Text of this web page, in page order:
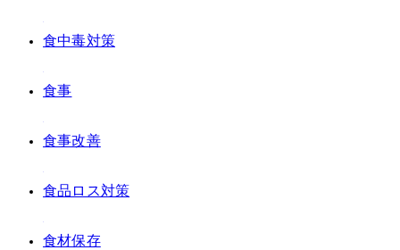
#食中毒対策
#食事
#食事改善
#食品ロス対策
#食材保存